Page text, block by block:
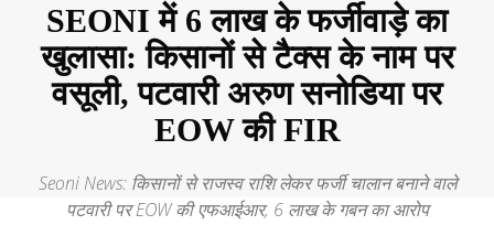
SEONI में 6 लाख के फर्जीवाड़े का
खुलासा: किसानों से टैक्स के नाम पर
वसूली, पटवारी अरुण सनोडिया पर
EOW की FIR
Seoni News: किसानों से राजस्व राशि लेकर फर्जी चालान बनाने वाले
पटवारी पर EOW की एफआईआर, 6 लाख के गबन का आरोप